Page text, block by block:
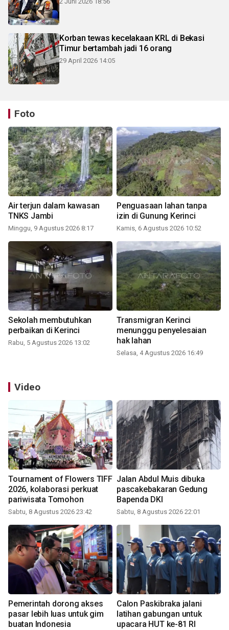
Korban tewas kecelakaan KRL di Bekasi
Timur bertambah jadi 16 orang
29 April 2026 14:05
Foto
Air terjun dalam kawasan
TNKS Jambi
Minggu, 9 Agustus 2026 8:17
Penguasaan lahan tanpa
izin di Gunung Kerinci
Kamis, 6 Agustus 2026 10:52
Sekolah membutuhkan
perbaikan di Kerinci
Rabu, 5 Agustus 2026 13:02
Transmigran Kerinci
menunggu penyelesaian
hak lahan
Selasa, 4 Agustus 2026 16:49
Video
Tournament of Flowers TIFF
2026, kolaborasi perkuat
pariwisata Tomohon
Sabtu, 8 Agustus 2026 23:42
Jalan Abdul Muis dibuka
pascakebakaran Gedung
Bapenda DKI
Sabtu, 8 Agustus 2026 22:01
Pemerintah dorong akses
pasar lebih luas untuk gim
buatan Indonesia
Calon Paskibraka jalani
latihan gabungan untuk
upacara HUT ke-81 RI